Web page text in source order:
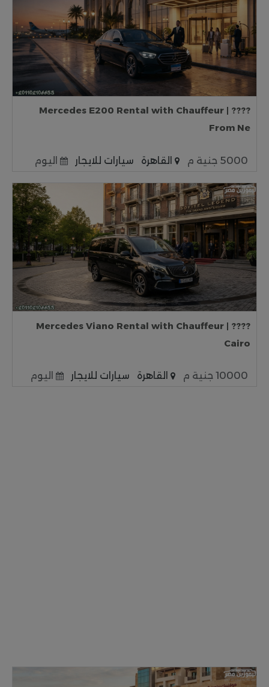
???? Mercedes E200 Rental with Chauffeur |
From Ne
5000 جنية م القاهرة سيارات للايجار اليوم
???? Mercedes Viano Rental with Chauffeur |
Cairo
10000 جنية م القاهرة سيارات للايجار اليوم